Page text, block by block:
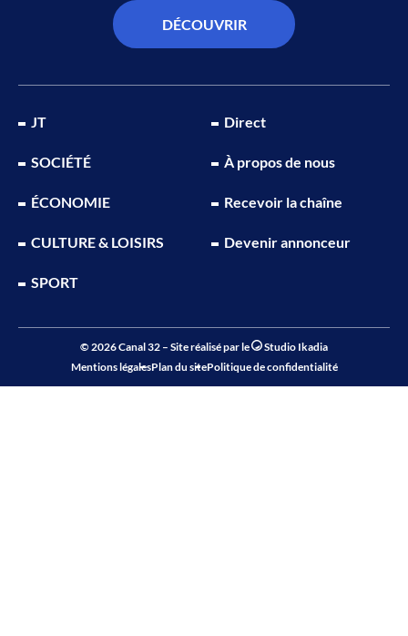
JT
SOCIÉTÉ
ÉCONOMIE
CULTURE & LOISIRS
SPORT
Direct
À propos de nous
Recevoir la chaîne
Devenir annonceur
DÉCOUVRIR
Mentions légalesPlan du sitePolitique de confidentialité
© 2026 Canal 32 – Site réalisé par le Studio Ikadia